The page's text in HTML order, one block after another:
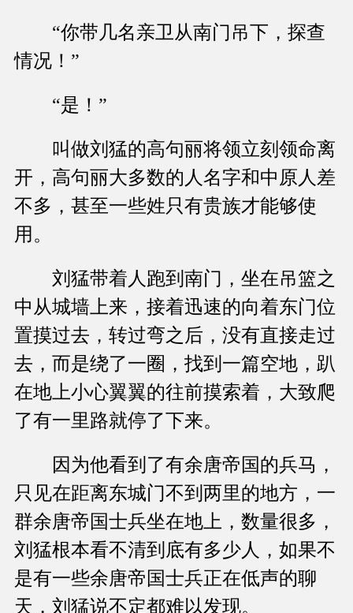
“你带几名亲卫从南门吊下，探查
情况！”
“是！”
叫做刘猛的高句丽将领立刻领命离
开，高句丽大多数的人名字和中原人差
不多，甚至一些姓只有贵族才能够使
用。
刘猛带着人跑到南门，坐在吊篮之
中从城墙上来，接着迅速的向着东门位
置摸过去，转过弯之后，没有直接走过
去，而是绕了一圈，找到一篇空地，趴
在地上小心翼翼的往前摸索着，大致爬
了有一里路就停了下来。
因为他看到了有余唐帝国的兵马，
只见在距离东城门不到两里的地方，一
群余唐帝国士兵坐在地上，数量很多，
刘猛根本看不清到底有多少人，如果不
是有一些余唐帝国士兵正在低声的聊
天，刘猛说不定都难以发现。